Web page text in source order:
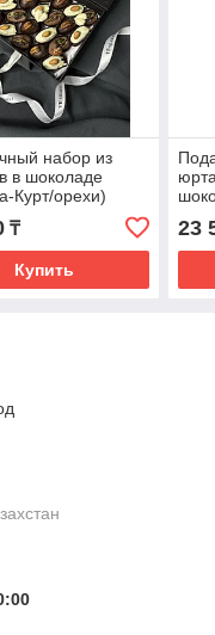
набор из
в шоколаде
Курт/орехи)
₸
Купить
23